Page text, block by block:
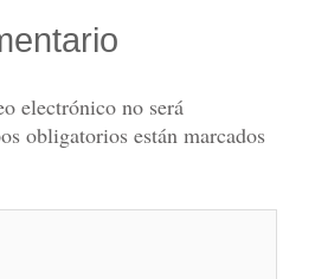
electrónico no será
obligatorios están marcados